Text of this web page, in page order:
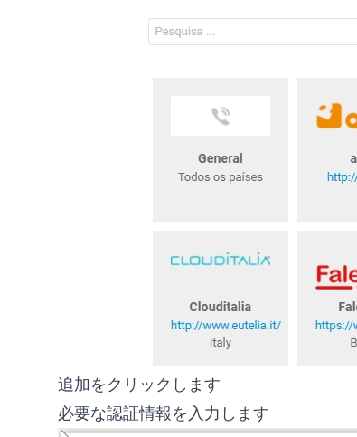
追加をクリックします
必要な認証情報を入力します